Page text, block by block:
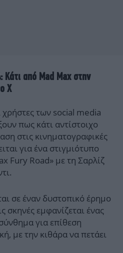
Κάτι από Mad Max στην
Χ
των social media
πως κάτι αντίστοιχο
στις κινηματογραφικές
για ένα στιγμιότυπο
Fury Road» με τη Σαρλίζ
σε έναν δυστοπικό έρημο
σκηνές εμφανίζεται ένας
για επίθεση
με την κιθάρα να πετάει